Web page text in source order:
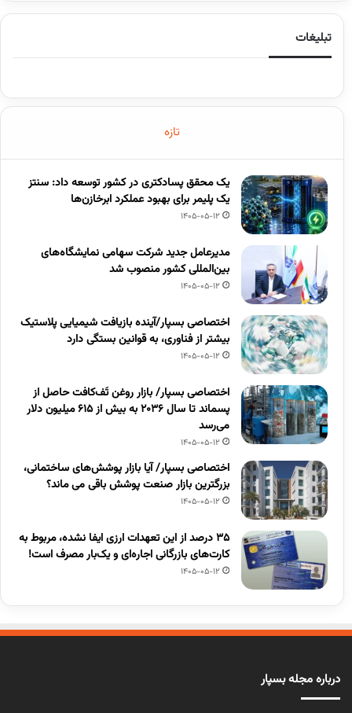
تبلیغات
تازه
یک محقق پسادکتری در کشور توسعه داد: سنتز
یک پلیمر برای بهبود عملکرد ابرخازن‌ها
1405-05-12
مدیرعامل جدید شرکت سهامی نمایشگاه‌های
بین‌المللی کشور منصوب شد
1405-05-12
اختصاصی بسپار/آینده بازیافت شیمیایی پلاستیک
بیشتر از فناوری، به قوانین بستگی دارد
1405-05-12
اختصاصی بسپار/ بازار روغن تَف‌کافت حاصل از
پسماند تا سال ۲۰۳۶ به بیش از ۶۱۵ میلیون دلار
می‌رسد
1405-05-12
اختصاصی بسپار/ آیا بازار پوشش‌های ساختمانی،
بزرگترین بازار صنعت پوشش باقی می ماند؟
1405-05-12
۳۵ درصد از این تعهدات ارزی ایفا نشده، مربوط به
کارت‌های بازرگانی اجاره‌ای و یک‌بار مصرف است!
1405-05-12
درباره مجله بسپار